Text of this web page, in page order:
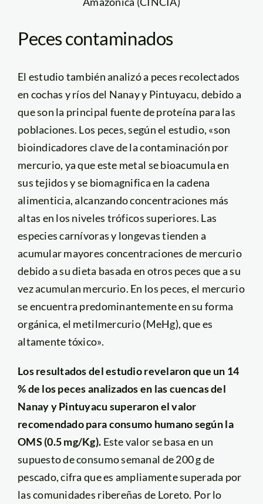
Peces contaminados
El estudio también analizó a peces recolectados
en cochas y ríos del Nanay y Pintuyacu, debido a
que son la principal fuente de proteína para las
poblaciones. Los peces, según el estudio, «son
bioindicadores clave de la contaminación por
mercurio, ya que este metal se bioacumula en
sus tejidos y se biomagnifica en la cadena
alimenticia, alcanzando concentraciones más
altas en los niveles tróficos superiores. Las
especies carnívoras y longevas tienden a
acumular mayores concentraciones de mercurio
debido a su dieta basada en otros peces que a su
vez acumulan mercurio. En los peces, el mercurio
se encuentra predominantemente en su forma
orgánica, el metilmercurio (MeHg), que es
altamente tóxico».
Los resultados del estudio revelaron que un 14
% de los peces analizados en las cuencas del
Nanay y Pintuyacu superaron el valor
recomendado para consumo humano según la
OMS (0.5 mg/Kg). Este valor se basa en un
supuesto de consumo semanal de 200 g de
pescado, cifra que es ampliamente superada por
las comunidades ribereñas de Loreto. Por lo